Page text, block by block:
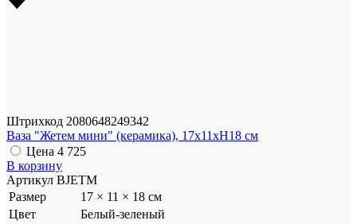
Штрихкод 2080648249342
Ваза "Жетем мини" (керамика), 17x11xH18 см
Цена 4 725
В корзину
Артикул BJETM
Размер
17 × 11 × 18 см
Цвет
Белый-зеленый